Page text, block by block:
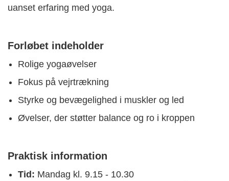
uanset erfaring med yoga.
Forløbet indeholder
Rolige yogaøvelser
Fokus på vejrtrækning
Styrke og bevægelighed i muskler og led
Øvelser, der støtter balance og ro i kroppen
Praktisk information
Tid: Mandag kl. 9.15 - 10.30